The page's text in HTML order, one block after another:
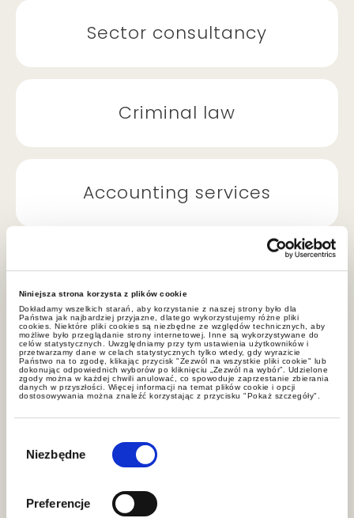
Niniejsza strona korzysta z plików cookie
Dokładamy wszelkich starań, aby korzystanie z naszej strony było dla
Państwa jak najbardziej przyjazne, dlatego wykorzystujemy różne pliki
cookies. Niektóre pliki cookies są niezbędne ze względów technicznych, aby
możliwe było przeglądanie strony internetowej. Inne są wykorzystywane do
celów statystycznych. Uwzględniamy przy tym ustawienia użytkowników i
przetwarzamy dane w celach statystycznych tylko wtedy, gdy wyrazicie
Państwo na to zgodę, klikając przycisk "Zezwól na wszystkie pliki cookie" lub
dokonując odpowiednich wyborów po kliknięciu „Zezwól na wybór”. Udzielone
zgody można w każdej chwili anulować, co spowoduje zaprzestanie zbierania
danych w przyszłości. Więcej informacji na temat plików cookie i opcji
dostosowywania można znaleźć korzystając z przycisku "Pokaż szczegóły".
zgody
Niezbędne
Preferencje
Sector consultancy
Criminal law
Accounting services
Concerned about
complicated legal
challenge?
Contact us